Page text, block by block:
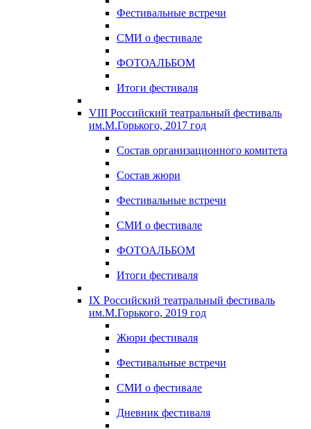
Фестивальные встречи
СМИ о фестивале
ФОТОАЛЬБОМ
Итоги фестиваля
VIII Российский театральный фестиваль
им.М.Горького, 2017 год
Состав организационного комитета
Состав жюри
Фестивальные встречи
СМИ о фестивале
ФОТОАЛЬБОМ
Итоги фестиваля
IX Российский театральный фестиваль
им.М.Горького, 2019 год
Жюри фестиваля
Фестивальные встречи
СМИ о фестивале
Дневник фестиваля